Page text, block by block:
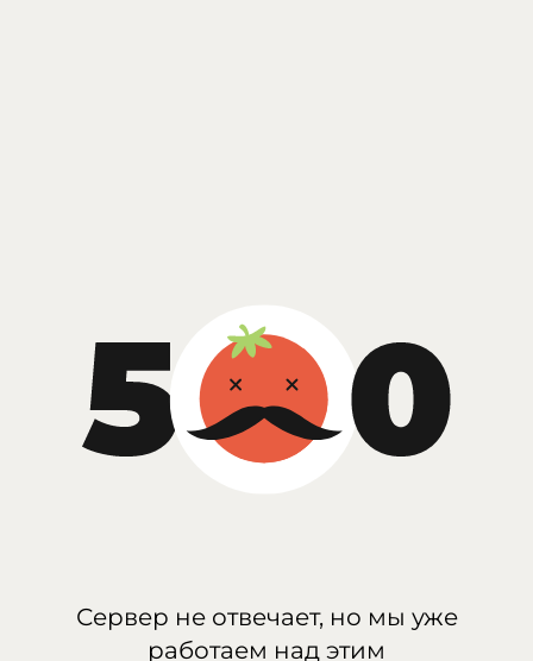
Сервер не отвечает, но мы уже
работаем над этим